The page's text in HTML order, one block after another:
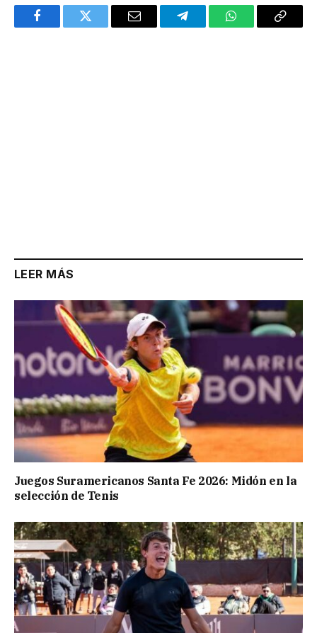
FacebookTwitter Email TelegramWhatsAppCopy
LEER MÁS
Juegos Suramericanos Santa Fe 2026: Midón en la
selección de Tenis